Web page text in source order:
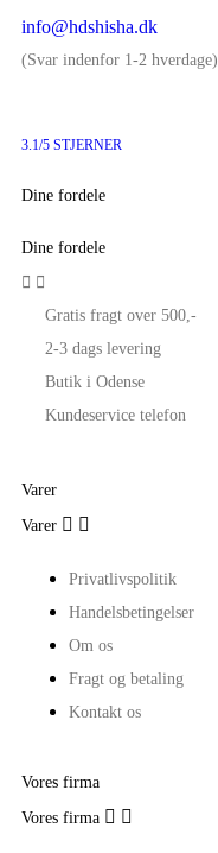
info@hdshisha.dk
(Svar indenfor 1-2 hverdage)
3.1/5 STJERNER
Dine fordele
Dine fordele
 
Gratis fragt over 500,-
2-3 dags levering
Butik i Odense
Kundeservice telefon
Varer
Varer  
Privatlivspolitik
Handelsbetingelser
Om os
Fragt og betaling
Kontakt os
Vores firma
Vores firma  